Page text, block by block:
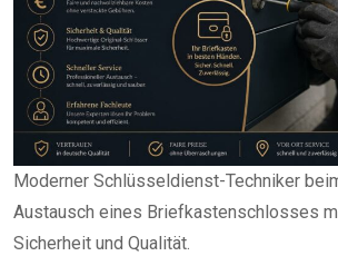
Moderner Schlüsseldienst-Techniker
Austausch eines Briefkastenschlosses
Sicherheit und Qualität.